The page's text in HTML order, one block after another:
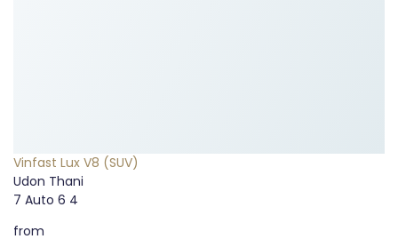
Vinfast Lux V8 (SUV)
Udon Thani
7 Auto 6 4
from